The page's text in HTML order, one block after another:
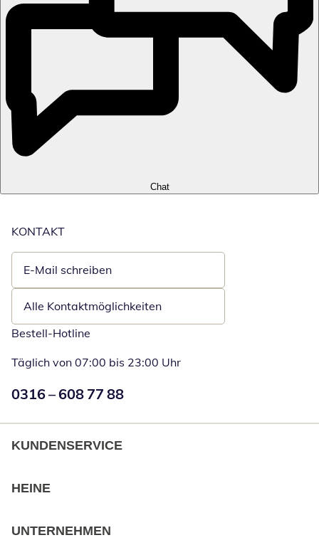
Chat
KONTAKT
E-Mail schreiben
Öffnet E-Mail-Client
Alle Kontaktmöglichkeiten
Bestell-Hotline
Täglich von 07:00 bis 23:00 Uhr
Numéro de téléphone:
0316 – 608 77 88
KUNDENSERVICE
HEINE
UNTERNEHMEN